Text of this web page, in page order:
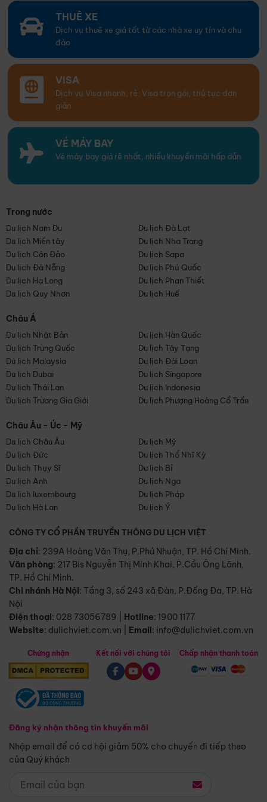
THUÊ XE
Dịch vụ thuê xe giá tốt từ các nhà xe uy tín và chu
đáo
VISA
Dịch vụ Visa nhanh, rẻ. Visa trọn gói, thủ tục đơn
giản
VÉ MÁY BAY
Vé máy bay giá rẻ nhất, nhiều khuyến mãi hấp dẫn
Trong nước
Du lịch Nam Du
Du lịch Đà Lạt
Du lịch Miền tây
Du lịch Nha Trang
Du lịch Côn Đảo
Du lịch Sapa
Du lịch Đà Nẵng
Du lịch Phú Quốc
Du lịch Hạ Long
Du lịch Phan Thiết
Du lịch Quy Nhơn
Du lịch Huế
Châu Á
Du lịch Nhật Bản
Du lịch Hàn Quốc
Du lịch Trung Quốc
Du lịch Tây Tạng
Du lịch Malaysia
Du lịch Đài Loan
Du lịch Dubai
Du lịch Singapore
Du lịch Thái Lan
Du lịch Indonesia
Du lịch Trương Gia Giới
Du lịch Phượng Hoàng Cổ Trấn
Châu Âu - Úc - Mỹ
Du lịch Châu Âu
Du lịch Mỹ
Du lịch Đức
Du lịch Thổ Nhĩ Kỳ
Du lịch Thụy Sĩ
Du lịch Bỉ
Du lịch Anh
Du lịch Nga
Du lịch luxembourg
Du lịch Pháp
Du lịch Hà Lan
Du lịch Ý
CÔNG TY CỔ PHẦN TRUYỀN THÔNG DU LỊCH VIỆT
Địa chỉ: 239A Hoàng Văn Thụ, P.Phú Nhuận, TP. Hồ Chí Minh.
Văn phòng: 217 Bis Nguyễn Thị Minh Khai, P.Cầu Ông Lãnh,
TP. Hồ Chí Minh.
Chi nhánh Hà Nội: Tầng 3, số 243 xã Đàn, P.Đống Đa, TP. Hà
Nội
Điện thoại: 028 73056789 Hotline: 1900 1177
Website: dulichviet.com.vn Email: info@dulichviet.com.vn
Chứng nhận
Đăng ký nhận thông tin khuyến mãi
Nhập email để có cơ hội giảm 50% cho chuyến đi tiếp theo
của Quý khách
Kết nối với chúng tôi Chấp nhận thanh toán